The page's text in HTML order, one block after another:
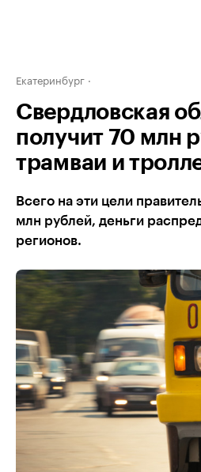
Екатеринбург
Свердловская
получит 70 млн
трамваи и
Всего на эти цели
млн рублей, деньги
регионов.